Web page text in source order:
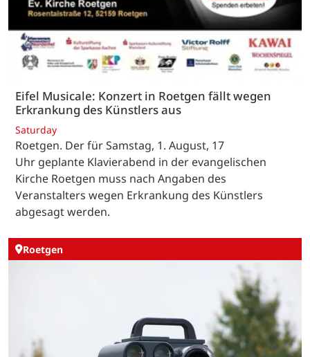
Eifel Musicale: Konzert in Roetgen fällt wegen
Erkrankung des Künstlers aus
Saturday
Roetgen. Der für Samstag, 1. August, 17
Uhr geplante Klavierabend in der evangelischen
Kirche Roetgen muss nach Angaben des
Veranstalters wegen Erkrankung des Künstlers
abgesagt werden.
Roetgen